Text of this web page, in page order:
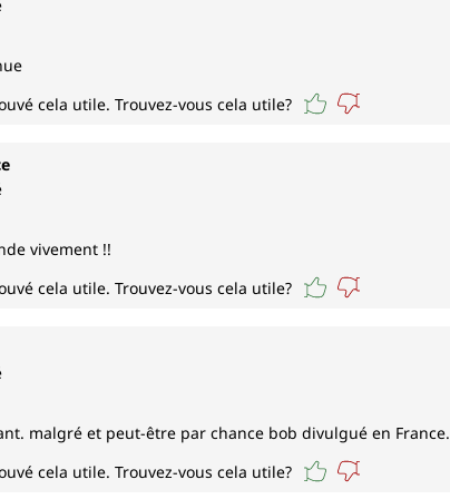
cela utile. Trouvez-vous cela utile?
vivement !!
cela utile. Trouvez-vous cela utile?
malgré et peut-être par chance bob divulgué en France.
cela utile. Trouvez-vous cela utile?